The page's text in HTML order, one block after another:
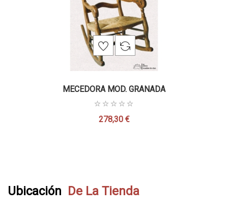
MECEDORA MOD. GRANADA
Precio
278,30 €
Ubicación De La Tienda